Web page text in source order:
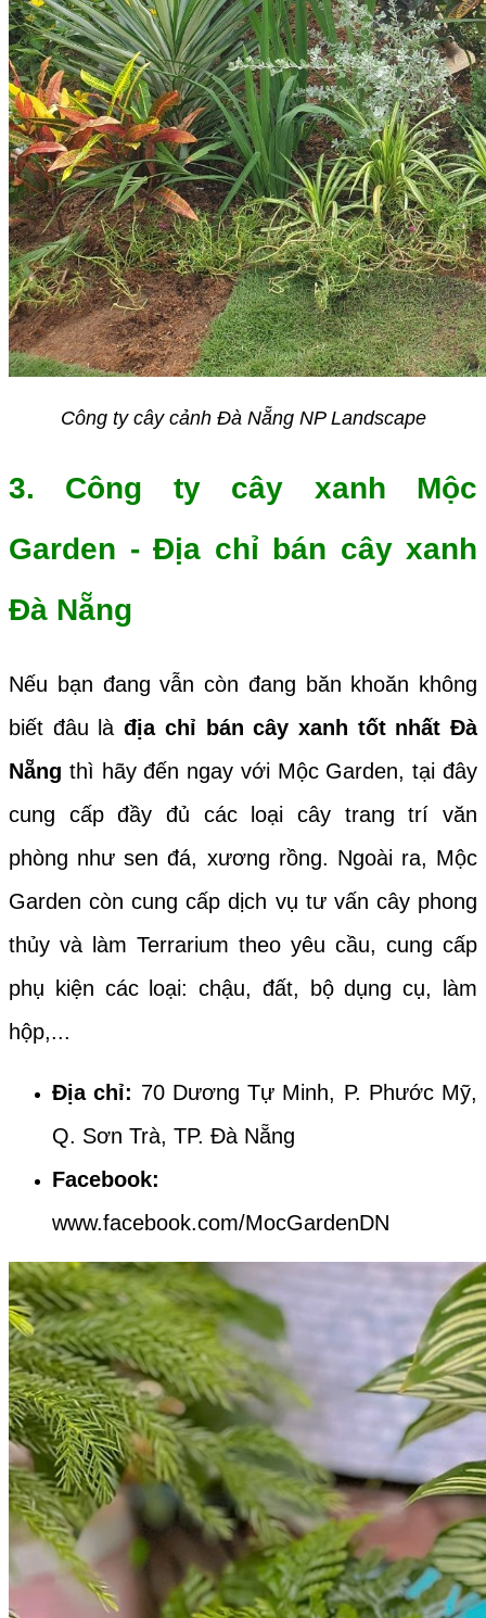
Công ty cây cảnh Đà Nẵng NP Landscape
3. Công ty cây xanh Mộc
Garden - Địa chỉ bán cây xanh
Đà Nẵng
Nếu bạn đang vẫn còn đang băn khoăn không
biết đâu làđịa chỉ bán cây xanh tốt nhất Đà
Nẵng thì hãy đến ngay với Mộc Garden, tại đây
cung cấp đầy đủ các loại cây trang trí văn
phòng như sen đá, xương rồng. Ngoài ra, Mộc
Garden còn cung cấp dịch vụ tư vấn cây phong
thủy và làm Terrarium theo yêu cầu, cung cấp
phụ kiện các loại: chậu, đất, bộ dụng cụ, làm
hộp,...
Địa chỉ: 70 Dương Tự Minh, P. Phước Mỹ,
Q. Sơn Trà, TP. Đà Nẵng
Facebook:
www.facebook.com/MocGardenDN